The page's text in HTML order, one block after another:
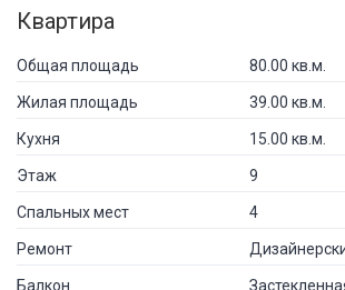
Квартира
Общая площадь 80.00 кв.м.
Жилая площадь 39.00 кв.м.
Кухня 15.00 кв.м.
Этаж 9
Спальных мест 4
Ремонт
Балкон